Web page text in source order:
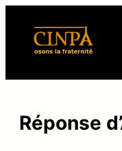
Réponse